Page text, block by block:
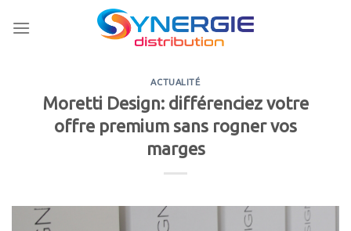
ACTUALITÉ
Moretti Design: différenciez votre
offre premium sans rogner vos
marges